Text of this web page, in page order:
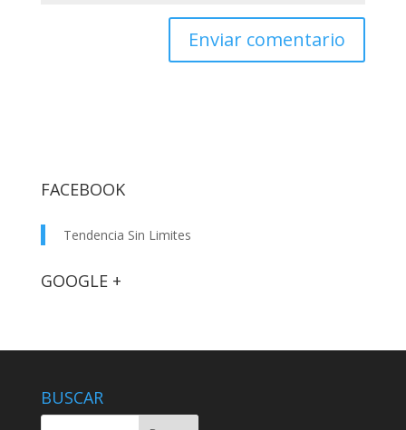
FACEBOOK
Tendencia Sin Limites
GOOGLE +
BUSCAR